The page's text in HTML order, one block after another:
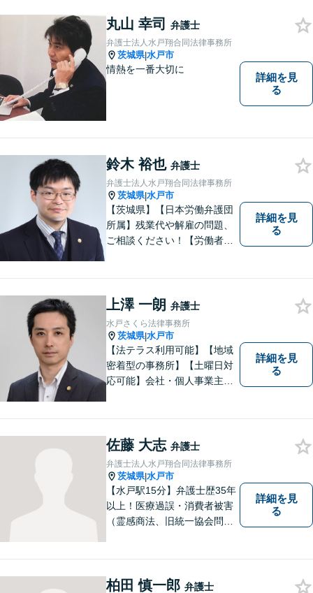
りごとがあればお気軽にご相
談ください！お一人おひとり
に誠実に向き合います。
丸山 幸司 弁護士
弁護士法人水戸翔合同法律事務所
茨城県|水戸市
情熱を一番大切に
詳細を見
る
鈴木 裕也 弁護士
弁護士法人水戸翔合同法律事務所
茨城県|水戸市
【茨城県】【日本労働弁護団
所属】残業代や解雇の問題、
ご相談ください！【労働者側
詳細を見
る
上澤 一朗 弁護士
水戸さくら法律事務所
茨城県|水戸市
【法テラス利用可能】【地域
密着型の事務所】【土曜日対
応可能】会社・個人事業主の
済などに対応しております。
お気軽にご相談ください。
詳細を見
る
佐藤 大志 弁護士
弁護士法人水戸翔合同法律事務所
茨城県|水戸市
【水戸駅15分】弁護士歴35年
以上！医療過誤・消費者被害
（霊感商法、旧統一協会問題
し、解決へと導いてまいりま
詳細を見
る
柏田 慎一郎 弁護士